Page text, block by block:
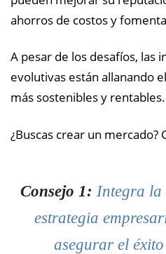
ahorros de costos y
A pesar de los desafíos, las
evolutivas están allanando
más sostenibles y rentables.
¿Buscas crear un mercado?
Consejo 1: Integra la
estrategia
asegurar el